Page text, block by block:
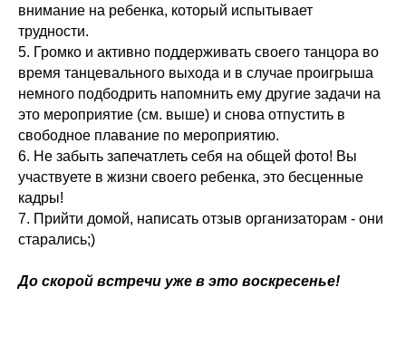
внимание на ребенка, который испытывает
трудности.
5. Громко и активно поддерживать своего танцора во
время танцевального выхода и в случае проигрыша
немного подбодрить напомнить ему другие задачи на
это мероприятие (см. выше) и снова отпустить в
свободное плавание по мероприятию.
6. Не забыть запечатлеть себя на общей фото! Вы
участвуете в жизни своего ребенка, это бесценные
кадры!
7. Прийти домой, написать отзыв организаторам - они
старались;)
До скорой встречи уже в это воскресенье!